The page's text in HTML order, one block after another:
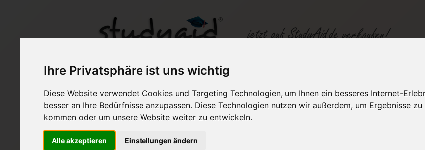
Ihre Privatsphäre ist uns wichtig
Diese Website verwendet Cookies und Targeting Technologien, um Ihnen ein besseres Internet-
besser an Ihre Bedürfnisse anzupassen. Diese Technologien nutzen wir außerdem, um Ergebnisse
kommen oder um unsere Website weiter zu entwickeln.
Alle akzeptieren Einstellungen ändern
Arit 5 / 0513 K20 ILS
Auf StudyAid.de verkaufen Kategorien Studiengänge /
Startseite Technik und Informatik